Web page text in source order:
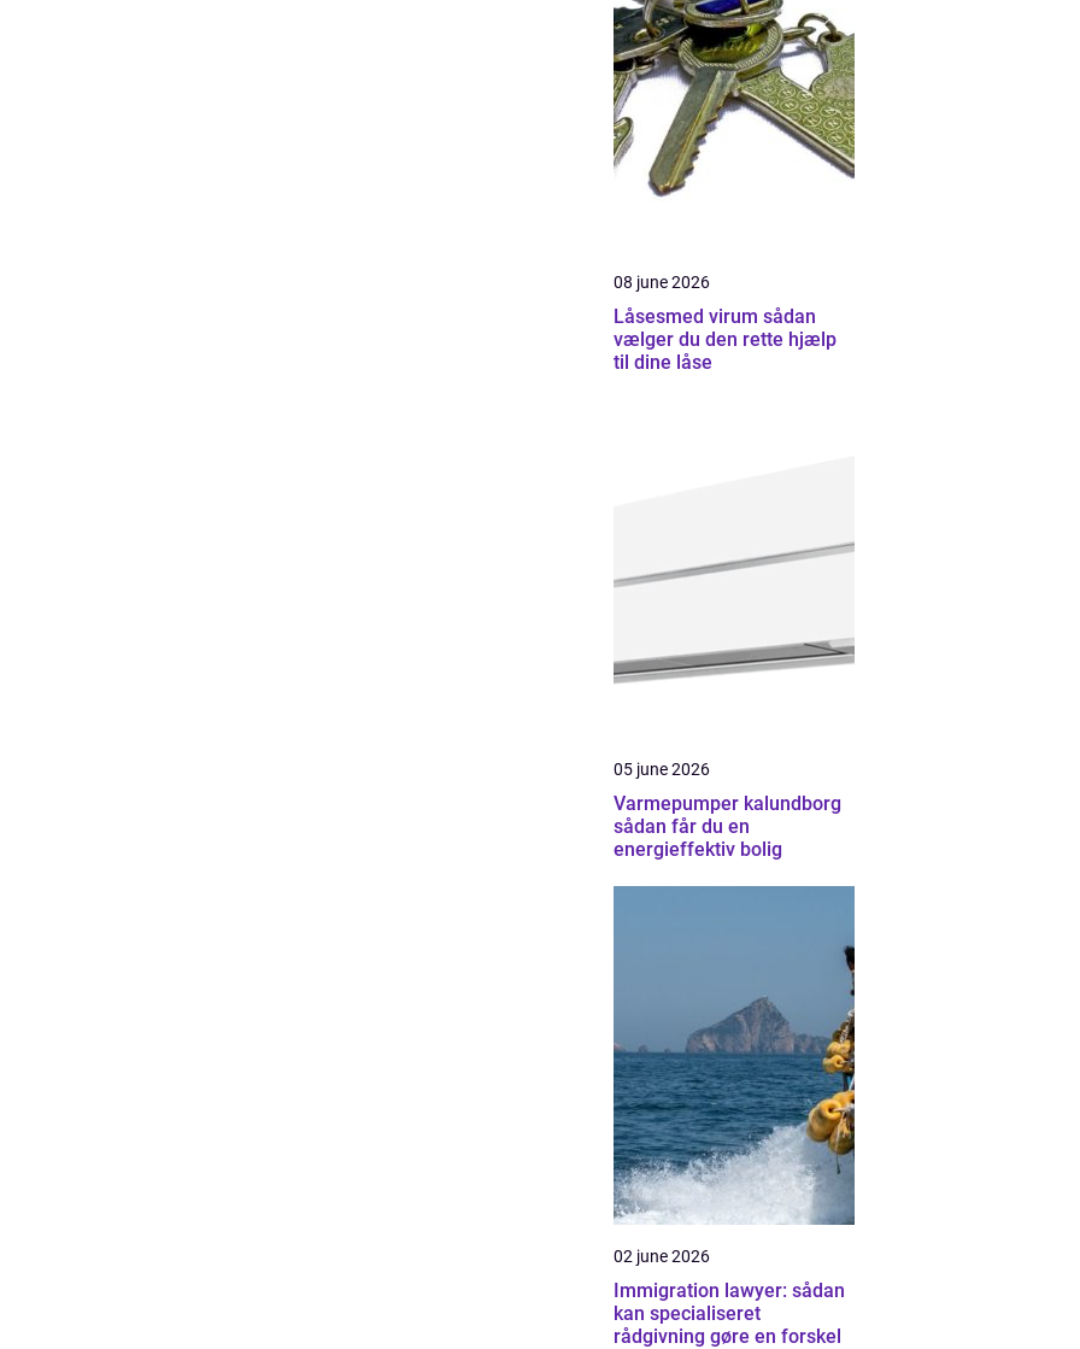
08 june 2026
Låsesmed virum sådan
vælger du den rette hjælp
til dine låse
05 june 2026
Varmepumper kalundborg
sådan får du en
energieffektiv bolig
02 june 2026
Immigration lawyer: sådan
kan specialiseret
rådgivning gøre en forskel